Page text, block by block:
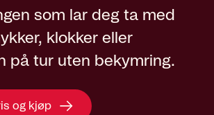
som lar deg ta med
klokker eller
på tur uten bekymring.
og kjøp